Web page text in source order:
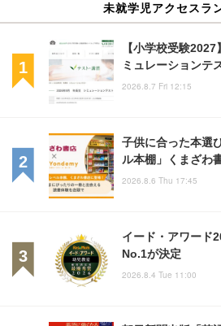
未就学児アクセスラ
【小学校受験
ミュレーションテ
2026.8.7 Fri 12:15
子供に合った本選
ル本棚」くまざわ
2026.8.6 Thu 17:45
イード・アワード
No.1が決定
2026.8.4 Tue 11:00